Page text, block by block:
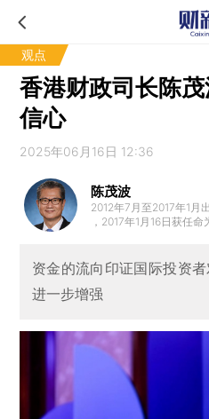
观点
香港财政司长陈
信心
2025年06月16日 12:36
陈茂波
2012年7月至2017年1月
，2017年1月16日获任
局主席、西九文化区管
官方委员和香港中文大
资金的流向印证国际投资
进一步增强